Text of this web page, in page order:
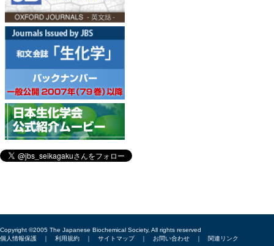
Copyright ©2005 The Japanese Biochemical Society, All rights reserved
個人情報保護 ｜ 利用規約 ｜ サイトマップ｜ お問い合わせ ｜ 関連リンク